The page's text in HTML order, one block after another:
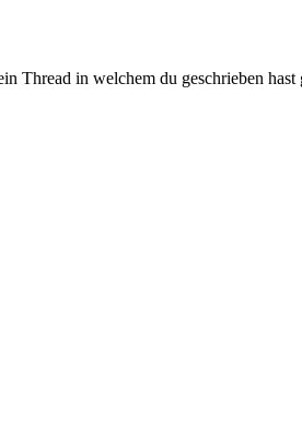
Thread in welchem du geschrieben hast